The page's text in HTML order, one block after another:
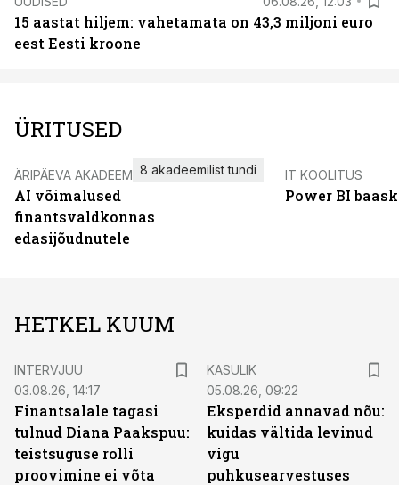
15 aastat hiljem: vahetamata on 43,3 miljoni euro
eest Eesti kroone
ÜRITUSED
ÄRIPÄEVA AKADEEMIA
AI võimalused
finantsvaldkonnas
edasijõudnutele
8 akadeemilist tundi IT KOOLITUS
Power BI
HETKEL KUUM
INTERVJUU
03.08.26, 14:17
Finantsalale tagasi
tulnud Diana Paakspuu:
teistsuguse rolli
proovimine ei võta
KASULIK
05.08.26, 09:22
Eksperdid annavad nõu:
kuidas vältida levinud
vigu
puhkusearvestuses